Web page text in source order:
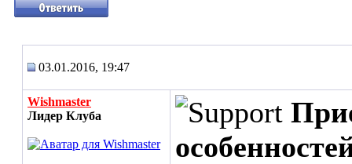
03.01.2016, 19:47
Wishmaster
Лидер Клуба